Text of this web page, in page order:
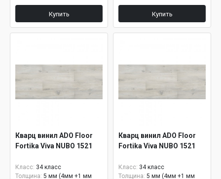
Купить Купить
Кварц винил ADO Floor
Fortika Viva NUBO 1521
Класс: 34 класс
Толщина: 5 мм (4мм +1 мм
Кварц винил ADO Floor
Fortika Viva NUBO 1521
Класс: 34 класс
Толщина: 5 мм (4мм +1 мм